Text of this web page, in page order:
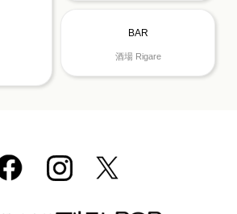
BAR
酒場 Rigare